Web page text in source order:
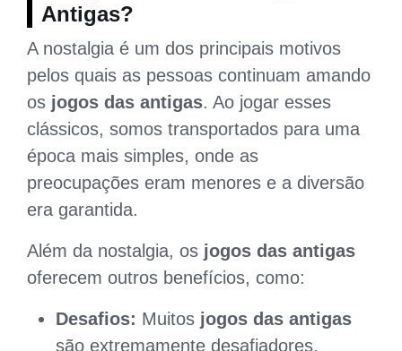
Antigas?
A nostalgia é um dos principais motivos
pelos quais as pessoas continuam amando
os jogos das antigas. Ao jogar esses
clássicos, somos transportados para uma
época mais simples, onde as
preocupações eram menores e a diversão
era garantida.
Além da nostalgia, os jogos das antigas
oferecem outros benefícios, como:
Desafios: Muitos jogos das antigas
são extremamente desafiadores,